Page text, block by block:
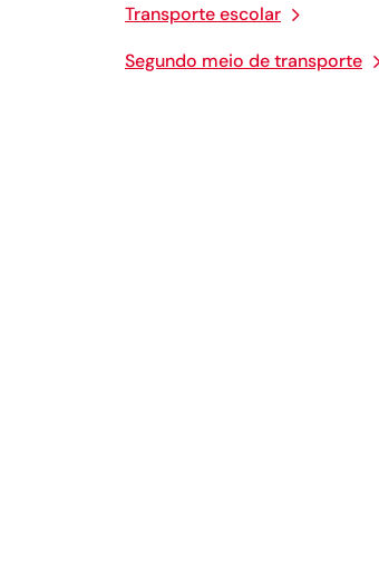
Transporte escolar
Segundo meio de transporte